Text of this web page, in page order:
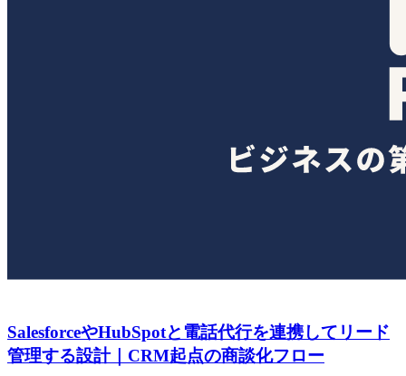
SalesforceやHubSpotと電話代行を連携してリード
管理する設計｜CRM起点の商談化フロー